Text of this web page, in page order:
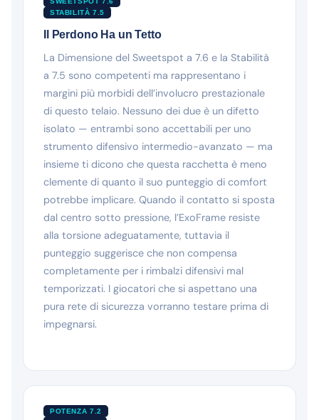
STABILITÀ 7.5
Il Perdono Ha un Tetto
La Dimensione del Sweetspot a 7.6 e la Stabilità
a 7.5 sono competenti ma rappresentano i
margini più morbidi dell’involucro prestazionale
di questo telaio. Nessuno dei due è un difetto
isolato — entrambi sono accettabili per uno
strumento difensivo intermedio-avanzato — ma
insieme ti dicono che questa racchetta è meno
clemente di quanto il suo punteggio di comfort
potrebbe implicare. Quando il contatto si sposta
dal centro sotto pressione, l’ExoFrame resiste
alla torsione adeguatamente, tuttavia il
punteggio suggerisce che non compensa
completamente per i rimbalzi difensivi mal
temporizzati. I giocatori che si aspettano una
pura rete di sicurezza vorranno testare prima di
impegnarsi.
POTENZA 7.2